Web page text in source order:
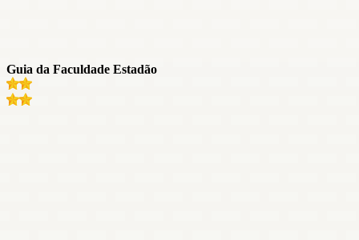
Guia da Faculdade Estadão